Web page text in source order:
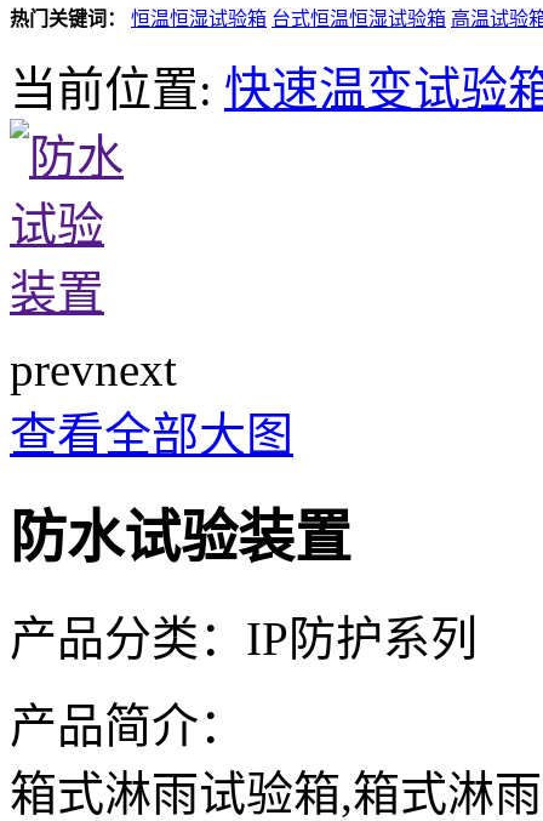
热门关键词： 恒温恒湿试验箱 台式恒温恒湿试验箱 高温试验
当前位置: 快速温变试验
prevnext
查看全部大图
防水试验装置
产品分类： IP防护系列
产品简介：
箱式淋雨试验箱,箱式淋